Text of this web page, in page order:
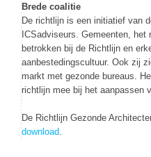
Brede coalitie
De richtlijn is een initiatief van
ICSadviseurs. Gemeenten,
betrokken bij de Richtlijn en
aanbestedingscultuur. Ook zij
markt met gezonde bureaus.
richtlijn mee bij het aanpassen
De Richtlijn Gezonde
download.